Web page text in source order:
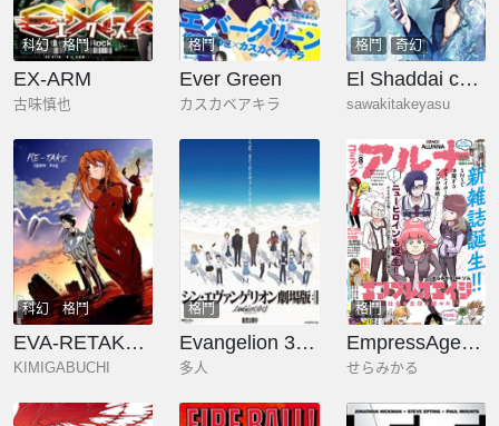
科幻 格鬥
EX-ARM
古味慎也
格鬥
Ever Green
カスカベアキラ
格鬥 奇幻
El Shaddai ceta
sawakitakeyasu
科幻 格鬥
EVA-RETAKE全年齡版
KIMIGABUCHI
格鬥
Evangelion 3.0+1.11 Thrice Upon a Time EVANGELION STORE Limited Set
多人
格鬥
EmpressAge~暗社會的主角是我們！~
せらみかる